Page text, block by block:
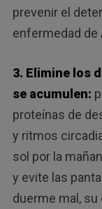
prevenir el
enfermedad de
3. Elimine los
se acumulen:
proteínas de
y ritmos
sol por la
y evite las
duerme mal,